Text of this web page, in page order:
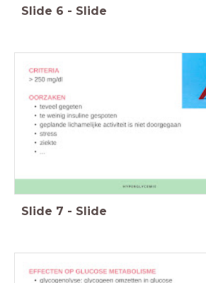
Slide 6 - Slide
Slide 7 - Slide